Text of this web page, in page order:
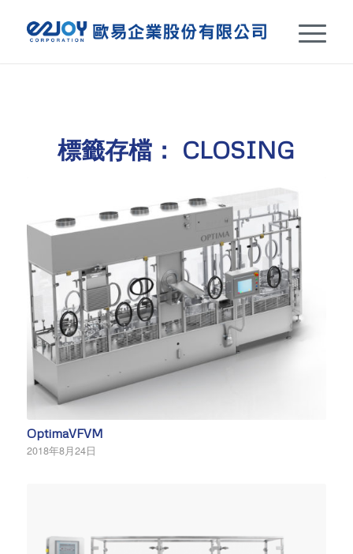
標籤存檔： CLOSING
OptimaVFVM
2018年8月24日